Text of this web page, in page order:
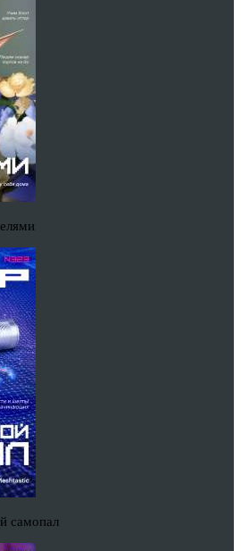
самопал